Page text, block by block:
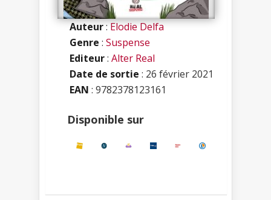
Auteur:Elodie Delfa
Genre : Suspense
Editeur: Alter Real
Date de sortie : 26 février 2021
EAN : 9782378123161
Disponible sur